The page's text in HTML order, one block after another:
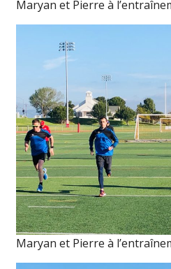
Maryan et Pierre à
Maryan et Pierre à